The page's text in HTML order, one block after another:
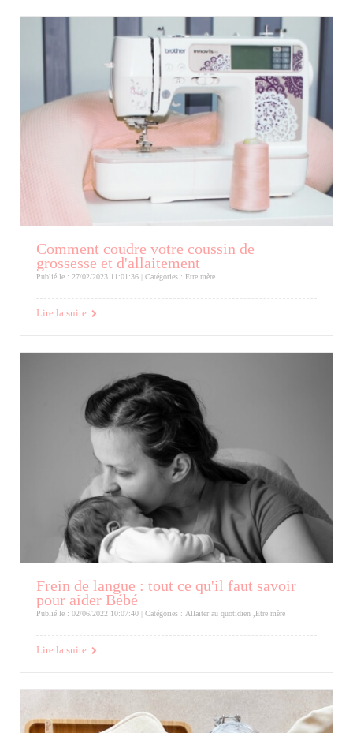
Comment coudre votre coussin de
grossesse et d'allaitement
Publié le : 27/02/2023 11:01:36 | Catégories : Etre mère
Lire la suite
Frein de langue : tout ce qu'il faut savoir
pour aider Bébé
Publié le : 02/06/2022 10:07:40 | Catégories : Allaiter au quotidien Etre mère
Lire la suite